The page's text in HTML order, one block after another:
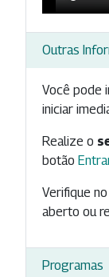
Outras
Você pode
iniciar
Realize o
botão
Verifique
aberto ou
Programas